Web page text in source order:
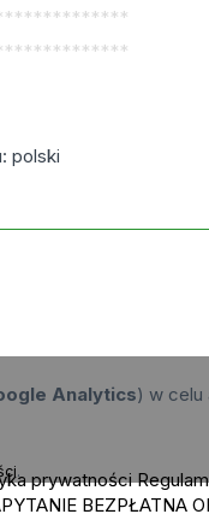
polski
Analytics) w celu
. prywatności
BEZPŁATNA